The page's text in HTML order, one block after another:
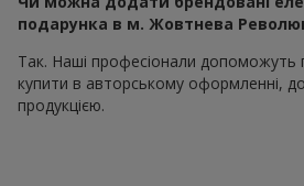
подарунка в м. Жовтнева
Так. Наші професіонали допоможуть
купити в авторському оформленні,
продукцією.